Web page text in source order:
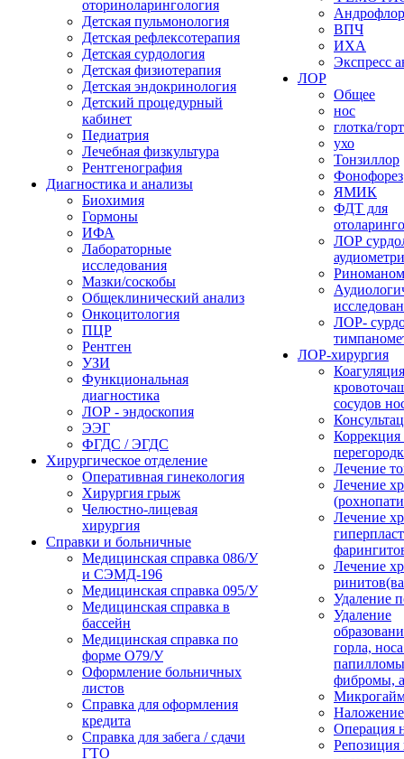
оториноларингология
Детская пульмонология
Детская рефлексотерапия
Детская сурдология
Детская физиотерапия
Детская эндокринология
Детский процедурный
кабинет
Педиатрия
Лечебная физкультура
Рентгенография
Диагностика и анализы
Биохимия
Гормоны
ИФА
Лабораторные
исследования
Мазки/соскобы
Общеклинический анализ
Онкоцитология
ПЦР
Рентген
УЗИ
Функциональная
диагностика
ЛОР - эндоскопия
ЭЭГ
ФГДС / ЭГДС
Хирургическое отделение
Оперативная гинекология
Хирургия грыж
Челюстно-лицевая
хирургия
Справки и больничные
Медицинская справка 086/У
и СЭМД‑196
Медицинская справка 095/У
Медицинская справка в
бассейн
Медицинская справка по
форме О79/У
Оформление больничных
листов
Справка для оформления
кредита
Справка для забега / сдачи
ГТО
Андрофлор
ВПЧ
ИХА
Экспресс
ЛОР
Общее
нос
глотка/
ухо
Тонзиллор
Фонофорез
ЯМИК
ФДТ для
ЛОР
ЛОР-
ЛОР-хирургия
Коагуляция
сосудов
Коррекция
Лечение
Лечение
Лечение
Лечение
Удаление
Удаление
горла,
фибромы,
Операция
Репозиция